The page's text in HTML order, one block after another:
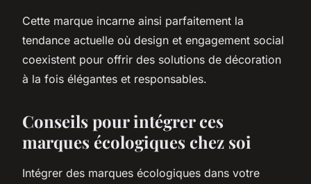
Cette marque incarne ainsi parfaitement la
tendance actuelle où design et engagement social
coexistent pour offrir des solutions de décoration
à la fois élégantes et responsables.
Conseils pour intégrer ces
marques écologiques chez soi
Intégrer des marques écologiques dans votre